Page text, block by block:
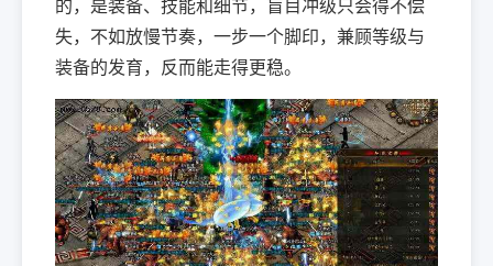
的，是装备、技能和细节，盲目冲级只会得不偿
失，不如放慢节奏，一步一个脚印，兼顾等级与
装备的发育，反而能走得更稳。